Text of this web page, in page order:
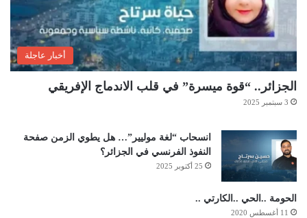
أخبار عاجلة
الجزائر.. “قوة ميسرة” في قلب الاندماج الإفريقي
3 سبتمبر 2025
انسحاب “لغة موليير”… هل يطوي الزمن صفحة
النفوذ الفرنسي في الجزائر؟
25 أكتوبر 2025
الحومة ..الحي ..الكارتي ..
11 أغسطس 2020